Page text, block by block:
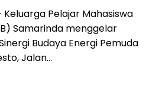
Pelajar Mahasiswa
Samarinda menggelar
Budaya Energi Pemuda
Jalan…